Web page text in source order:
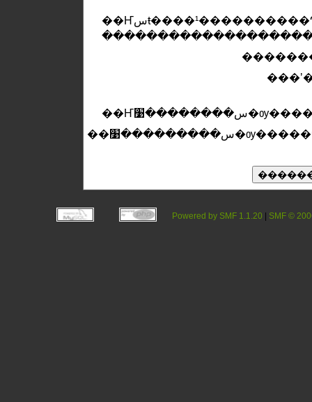
��Ҥسŧ����¹����������Դ,
��س���������׹�ѹ�����ҹ�ͧ�سŧ
Powered by SMF 1.1.20 SMF ©